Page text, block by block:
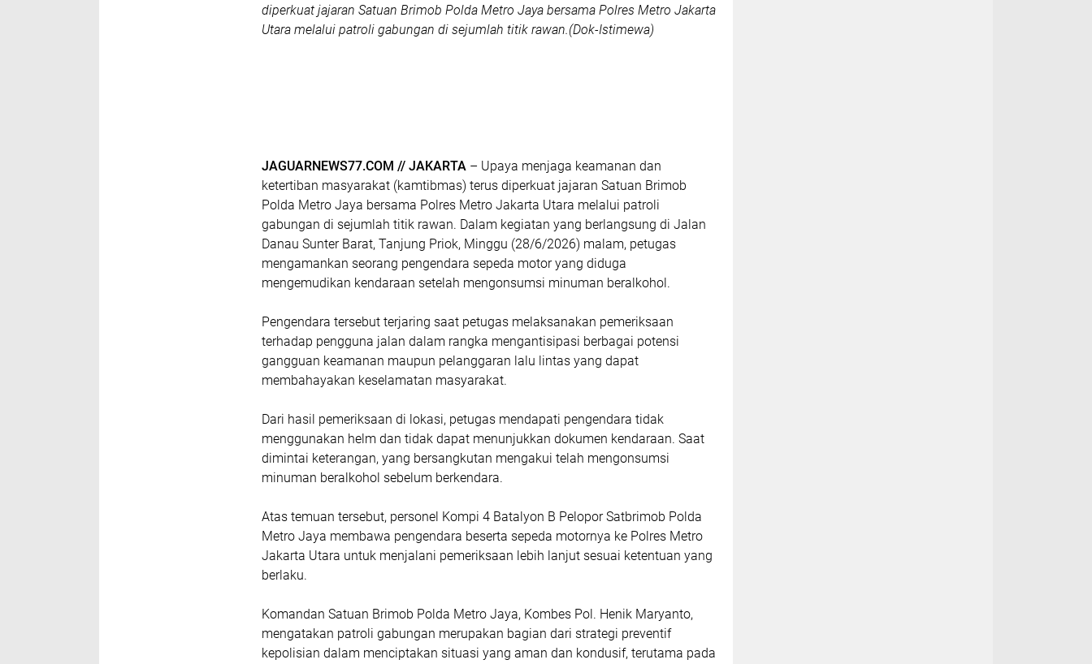
diperkuat jajaran Satuan Brimob Polda Metro Jaya bersama Polres Metro Jakarta
Utara melalui patroli gabungan di sejumlah titik rawan.(Dok-Istimewa)
JAGUARNEWS77.COM // JAKARTA – Upaya menjaga keamanan dan
ketertiban masyarakat (kamtibmas) terus diperkuat jajaran Satuan Brimob
Polda Metro Jaya bersama Polres Metro Jakarta Utara melalui patroli
gabungan di sejumlah titik rawan. Dalam kegiatan yang berlangsung di Jalan
Danau Sunter Barat, Tanjung Priok, Minggu (28/6/2026) malam, petugas
mengamankan seorang pengendara sepeda motor yang diduga
mengemudikan kendaraan setelah mengonsumsi minuman beralkohol.
Pengendara tersebut terjaring saat petugas melaksanakan pemeriksaan
terhadap pengguna jalan dalam rangka mengantisipasi berbagai potensi
gangguan keamanan maupun pelanggaran lalu lintas yang dapat
membahayakan keselamatan masyarakat.
Dari hasil pemeriksaan di lokasi, petugas mendapati pengendara tidak
menggunakan helm dan tidak dapat menunjukkan dokumen kendaraan. Saat
dimintai keterangan, yang bersangkutan mengakui telah mengonsumsi
minuman beralkohol sebelum berkendara.
Atas temuan tersebut, personel Kompi 4 Batalyon B Pelopor Satbrimob Polda
Metro Jaya membawa pengendara beserta sepeda motornya ke Polres Metro
Jakarta Utara untuk menjalani pemeriksaan lebih lanjut sesuai ketentuan yang
berlaku.
Komandan Satuan Brimob Polda Metro Jaya, Kombes Pol. Henik Maryanto,
mengatakan patroli gabungan merupakan bagian dari strategi preventif
kepolisian dalam menciptakan situasi yang aman dan kondusif, terutama pada